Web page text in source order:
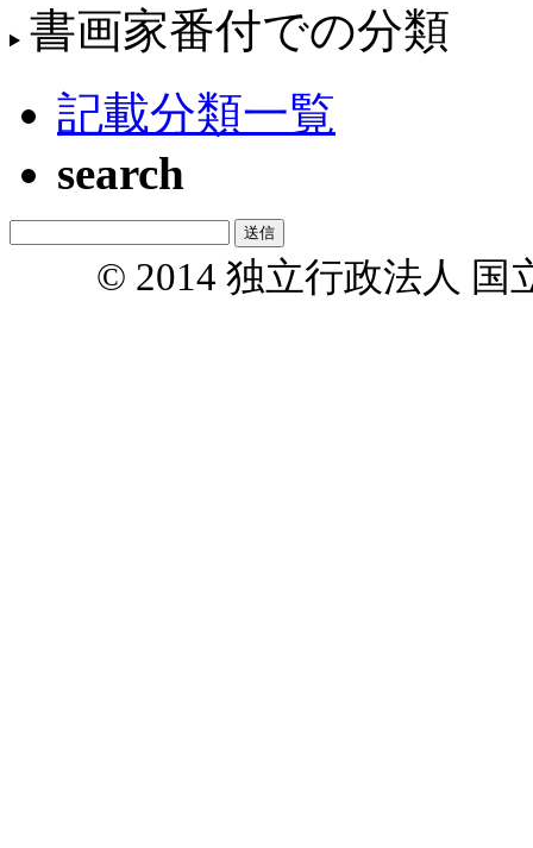
書画家番付での分類
記載分類一覧
search
© 2014 独立行政法人 国